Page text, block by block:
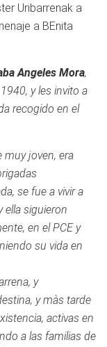
Uribarrenak a
a BEnita
Angeles Mora,
y les invito a
recogido en el
muy joven, era
se fue a vivir a
ella siguieron
en el PCE y
su vida en
y
y màs tarde
activas en
a las familias de